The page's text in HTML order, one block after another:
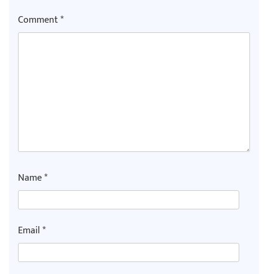
अर्जुन चन्द्रको ‘संवेदनाका प्रतिध्वनि’
सार्वजनिक
Comment*
Name*
Email*